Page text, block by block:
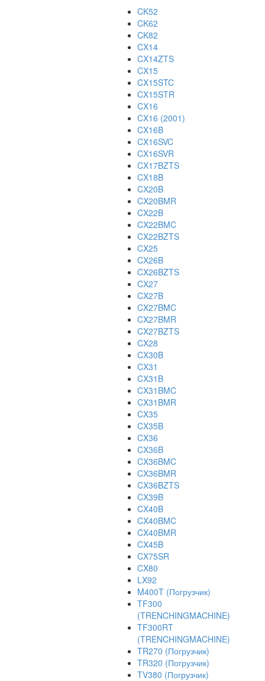
CK52
CK62
CK82
CX14
CX14ZTS
CX15
CX15STC
CX15STR
CX16
CX16 (2001)
CX16B
CX16SVC
CX16SVR
CX17BZTS
CX18B
CX20B
CX20BMR
CX22B
CX22BMC
CX22BZTS
CX25
CX26B
CX26BZTS
CX27
CX27B
CX27BMC
CX27BMR
CX27BZTS
CX28
CX30B
CX31
CX31B
CX31BMC
CX31BMR
CX35
CX35B
CX36
CX36B
CX36BMC
CX36BMR
CX36BZTS
CX39B
CX40B
CX40BMC
CX40BMR
CX45B
CX75SR
CX80
LX92
M400T (Погрузчик)
TF300
(TRENCHINGMACHINE)
TF300RT
(TRENCHINGMACHINE)
TR270 (Погрузчик)
TR320 (Погрузчик)
TV380 (Погрузчик)